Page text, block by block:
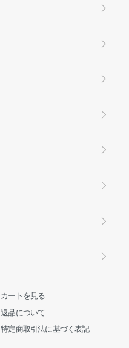
カートを見る
返品について
特定商取引法に基づく表記